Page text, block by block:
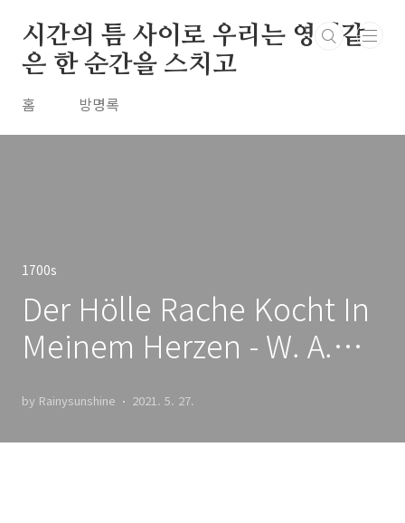
시간의 틈 사이로 우리는 영원같
은 한 순간을 스치고
홈 방명록
1700s
Der Hölle Rache Kocht In
Meinem Herzen - W. A.
by Rainysunshine 2021. 5. 27.